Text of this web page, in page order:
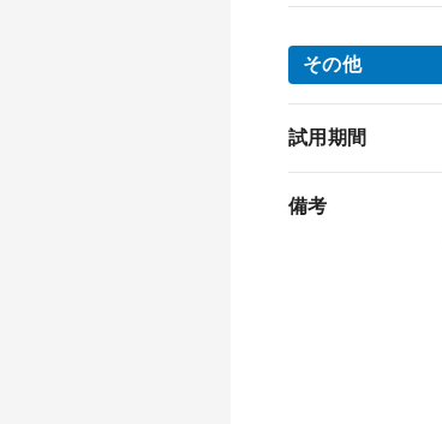
その他
試用期間
備考